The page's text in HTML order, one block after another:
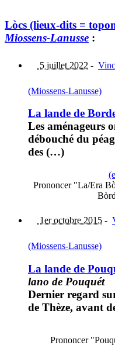
Lòcs (lieux-dits =
Miossens-Lanusse :
5 juillet 2022 -
(Miossens-Lanusse)
La lande de
Les aménageurs
débouché du
des (…)
Prononcer "La/Era
1er octobre 2015 -
(Miossens-Lanusse)
La lande de
lano de Pouquét
Dernier regard
de Thèze, avant
Prononcer